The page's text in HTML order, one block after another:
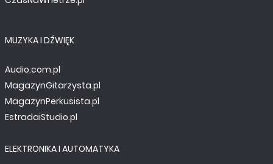
MUZYKA I DŹWIĘK
Audio.com.pl
MagazynGitarzysta.pl
MagazynPerkusista.pl
EstradaiStudio.pl
ELEKTRONIKA I AUTOMATYKA